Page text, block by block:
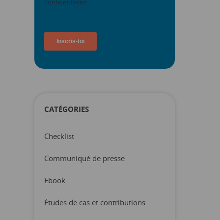
CATÉGORIES
Checklist
Communiqué de presse
Ebook
Études de cas et contributions